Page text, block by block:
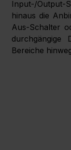
Input-/
hinaus die
Aus-Schalter
durchgängige
Bereiche